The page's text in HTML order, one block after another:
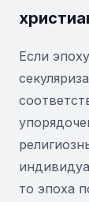
Если
то эпоха